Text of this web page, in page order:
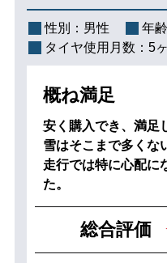
性別： 男性 年齢
タイヤ使用月数： 5
概ね満足
安く購入でき、満足
雪はそこまで多くな
走行では特に心配に
た。
総合評価